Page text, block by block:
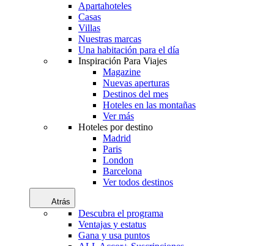
Apartahoteles
Casas
Villas
Nuestras marcas
Una habitación para el día
Inspiración Para Viajes
Magazine
Nuevas aperturas
Destinos del mes
Hoteles en las montañas
Ver más
Hoteles por destino
Madrid
Paris
London
Barcelona
Ver todos destinos
Atrás
Descubra el programa
Ventajas y estatus
Gana y usa puntos